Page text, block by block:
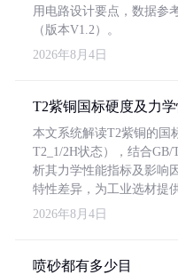
用电路设计要点，数据参
（版本V1.2）。
2026年8月4日
T2紫铜国标硬度及力
本文系统解读T2紫铜的国
T2_1/2H状态），结合GB/
析其力学性能指标及影响
特性差异，为工业选材提
2026年8月4日
喷砂都有多少目